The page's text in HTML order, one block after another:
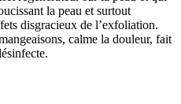
la peau et surtout
disgracieux de l’exfoliation.
calme la douleur, fait